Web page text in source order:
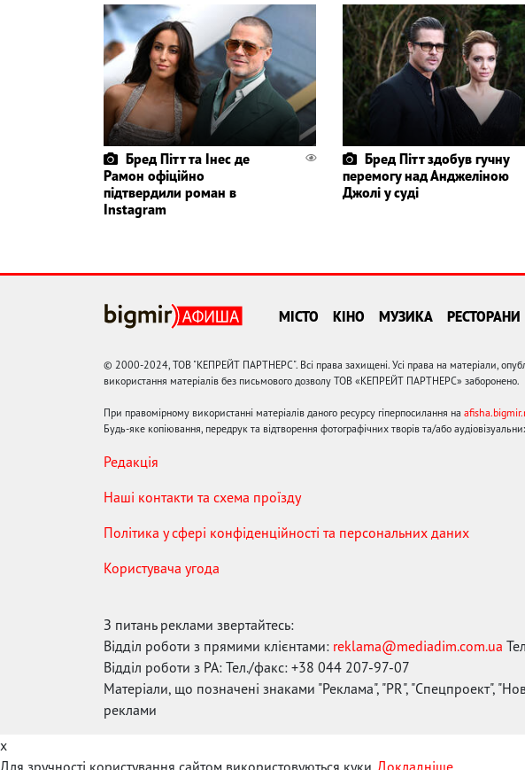
Бред Пітт та Інес де
Рамон офіційно
підтвердили роман в
Instagram
Бред Пітт здобув гучну
перемогу над Анджеліною
Джолі у суді
МІСТО КІНО МУЗИКА РЕСТОРАНИ
© 2000-2024, ТОВ "КЕПРЕЙТ ПАРТНЕРС". Всі права захищені. Усі права на матеріали,
використання матеріалів без письмового дозволу ТОВ «КЕПРЕЙТ ПАРТНЕРС» заборонено.
При правомірному використанні матеріалів даного ресурсу гіперпосилання на
Будь-яке копіювання, передрук та відтворення фотографічних творів та/або
Редакція
Наші контакти та схема проїзду
Політика у сфері конфіденційності та персональних даних
Користувача угода
З питань реклами звертайтесь:
Відділ роботи з прямими клієнтами: reklama@mediadim.com.ua
Відділ роботи з РА: Тел./факс: +38 044 207-97-07
Матеріали, що позначені знаками "Реклама", "PR", "Спецпроект",
реклами
x
Для зручності користування сайтом використовуються куки. Докладніше...